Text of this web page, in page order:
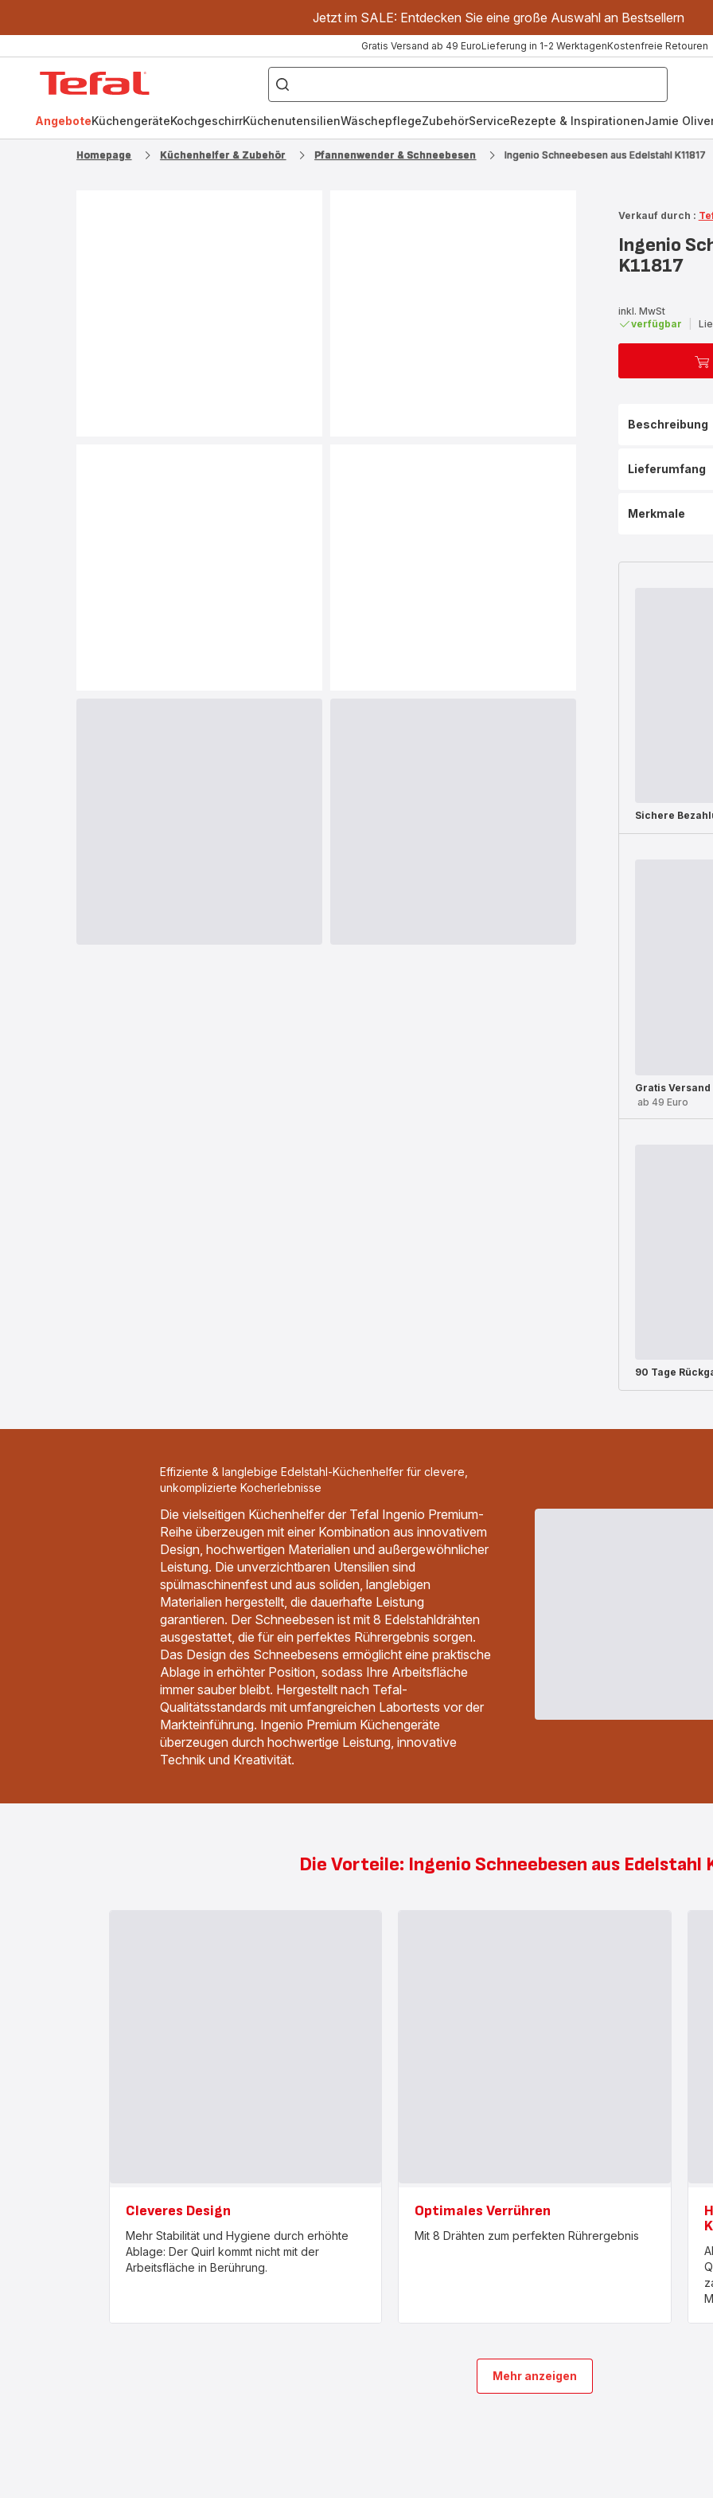
Jetzt im SALE: Entdecken Sie eine große Auswahl an Bestsellern
Gratis Versand ab 49 EuroLieferung in 1-2 WerktagenKostenfreie Retouren
["OptiGrill","Easy
Fry","Pfanne"]
AngeboteKüchengeräteKochgeschirrKüchenutensilienWäschepflegeZubehörServiceRezepte & InspirationenJamie
Homepage Küchenhelfer & Zubehör Pfannenwender & Schneebesen Ingenio Schneebesen aus Edelstahl K11817
Verkauf durch :
Ingenio
K11817
inkl. MwSt
verfügbar
Beschreibung
Lieferumfang
Merkmale
Sichere
Gratis Versand
ab 49 Euro
90 Tage
Effiziente & langlebige Edelstahl-Küchenhelfer für clevere,
unkomplizierte Kocherlebnisse
Die vielseitigen Küchenhelfer der Tefal Ingenio Premium-
Reihe überzeugen mit einer Kombination aus innovativem
Design, hochwertigen Materialien und außergewöhnlicher
Leistung. Die unverzichtbaren Utensilien sind
spülmaschinenfest und aus soliden, langlebigen
Materialien hergestellt, die dauerhafte Leistung
garantieren. Der Schneebesen ist mit 8 Edelstahldrähten
ausgestattet, die für ein perfektes Rührergebnis sorgen.
Das Design des Schneebesens ermöglicht eine praktische
Ablage in erhöhter Position, sodass Ihre Arbeitsfläche
immer sauber bleibt. Hergestellt nach Tefal-
Qualitätsstandards mit umfangreichen Labortests vor der
Markteinführung. Ingenio Premium Küchengeräte
überzeugen durch hochwertige Leistung, innovative
Technik und Kreativität.
Die Vorteile: Ingenio Schneebesen aus Edelstahl
Cleveres Design
Mehr Stabilität und Hygiene durch erhöhte
Ablage: Der Quirl kommt nicht mit der
Arbeitsfläche in Berührung.
Optimales Verrühren
Mit 8 Drähten zum perfekten Rührergebnis
Mehr anzeigen